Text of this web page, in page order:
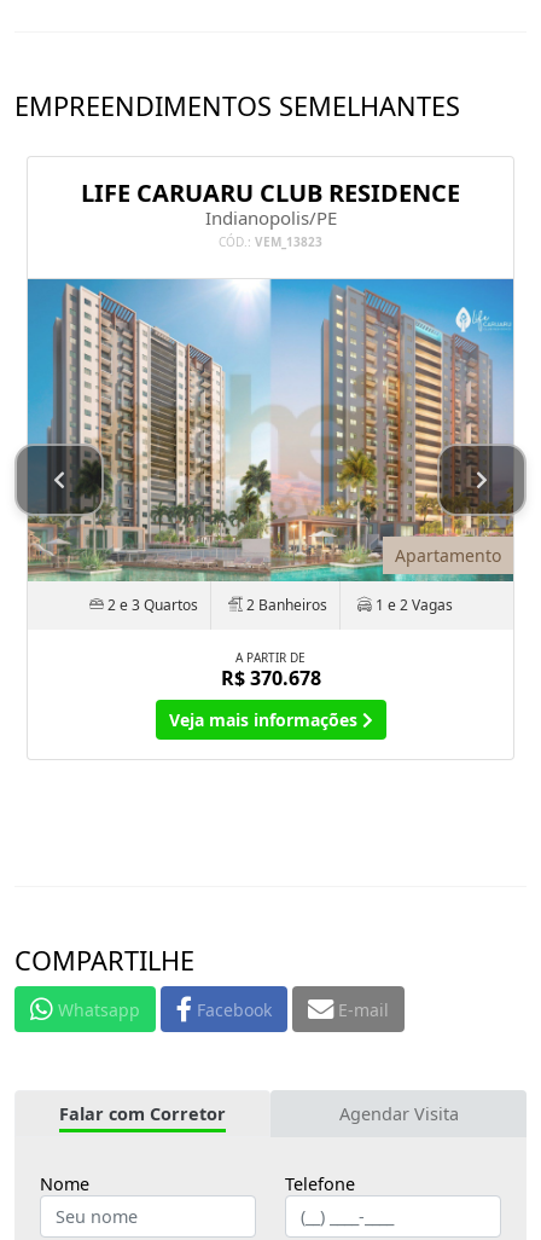
EMPREENDIMENTOS SEMELHANTES
LIFE CARUARU CLUB RESIDENCE
Indianopolis/PE
CÓD.: VEM_13823
Apartamento
2 e 3 Quartos 2 Banheiros 1 e 2 Vagas
A PARTIR DE
R$ 370.678
Veja mais informações
COMPARTILHE
Whatsapp Facebook E-mail
Falar com Corretor Agendar Visita
Nome Telefone